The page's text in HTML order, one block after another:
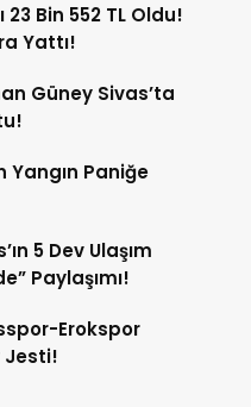
23 Bin 552 TL Oldu!
Yattı!
Güney Sivas’ta
Yangın Paniğe
5 Dev Ulaşım
Paylaşımı!
Erokspor
Jesti!